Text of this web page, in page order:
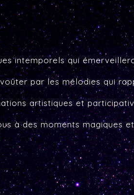
intemporels qui
par les mélodies qui
artistiques et
à des moments